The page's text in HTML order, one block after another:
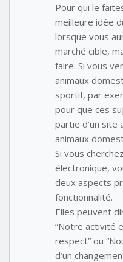
Pour qui le
meilleure idée
lorsque vous
marché cible,
faire. Si vous
animaux
sportif, par
pour que ces
partie d’un site
animaux
Si vous
électronique,
deux aspects
fonctionnalité.
Elles peuvent
“Notre activité
respect” ou
d’un